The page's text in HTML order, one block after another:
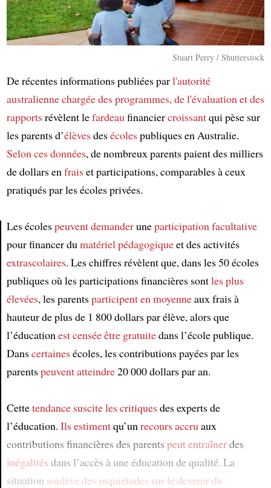
Stuart Perry / Shutterstock
De récentes informations publiées parl'autorité
australienne chargée des programmes, de l'évaluation et des
rapportsrévèlent lefardeau financiercroissantqui pèse sur
les parents d’élèvesdesécolespubliques en Australie.
Selon ces données, de nombreux parents paient des milliers
de dollars en fraiset participations, comparables à ceux
pratiqués par les écoles privées.
Les écolespeuvent demanderuneparticipation facultative
pour financer du matériel pédagogiqueet des activités
extrascolaires. Les chiffres révèlent que, dans les 50 écoles
publiques où les participations financières sontles plus
élevées, les parentsparticipenten moyenneaux frais à
hauteur de plus de 1 800 dollars par élève, alors que
l’éducation est censée être gratuitedans l’école publique.
Danscertainesécoles, les contributions payées par les
parentspeuvent atteindre20 000 dollars par an.
Cettetendance suscite les critiquesdes experts de
l’éducation. Ils estimentqu’un recours accru aux
contributions financières des parents peut entraînerdes
inégalités dans l’accès à une éducation de qualité. La
situation soulève des inquiétudes sur le devenirdu